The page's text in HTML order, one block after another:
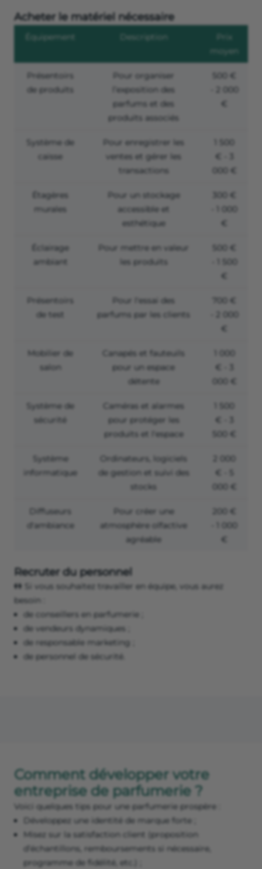
Acheter le matériel nécessaire
Équipement Description
Prix
moyen
Présentoirs
de produits
Pour organiser
l’exposition des
parfums et des
produits associés
500 €
- 2 000
€
Système de
caisse
Pour enregistrer les
ventes et gérer les
transactions
1 500
€ - 3
000 €
Étagères
murales
Pour un stockage
accessible et
esthétique
300 €
- 1 000
€
Éclairage
ambiant
Pour mettre en valeur
les produits
500 €
- 1 500
€
Présentoirs
de test
Pour l'essai des
parfums par les clients
700 €
- 2 000
€
Mobilier de
salon
Canapés et fauteuils
pour un espace
détente
1 000
€ - 3
000 €
Système de
sécurité
Caméras et alarmes
pour protéger les
produits et l'espace
1 500
€ - 3
500 €
Système
informatique
Ordinateurs, logiciels
de gestion et suivi des
stocks
2 000
€ - 5
000 €
Diffuseurs
d'ambiance
Pour créer une
atmosphère olfactive
agréable
200 €
- 1 000
€
Recruter du personnel
👭 Si vous souhaitez travailler en équipe, vous aurez
besoin :
de conseillers en parfumerie ;
de vendeurs dynamiques ;
de responsable marketing ;
de personnel de sécurité.
Comment développer votre
entreprise de parfumerie ?
Voici quelques tips pour une parfumerie prospère :
Développez une identité de marque forte ;
Misez sur la satisfaction client (proposition
d’échantillons, remboursements si nécessaire,
programme de fidélité, etc.) ;